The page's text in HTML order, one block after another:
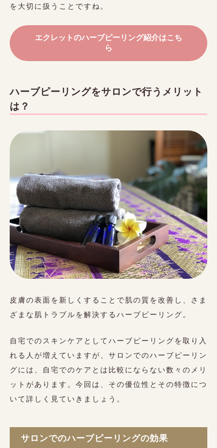
を大切に扱うことですね。
エクレットのハーブピーリング紹介はこち
ら
ハーブピーリングをサロンで行うメリット
は？
皮膚の表面を新しくすることで肌の質を改善し、さま
ざまな肌トラブルを解決するハーブピーリング。
自宅でのスキンケアとしてハーブピーリングを取り入
れる人が増えていますが、サロンでのハーブピーリン
グには、自宅でのケアとは比較にならない数々のメリ
ットがあります。今回は、その優位性とその特徴につ
いて詳しく見ていきましょう。
サロンでのハーブピーリングの効果